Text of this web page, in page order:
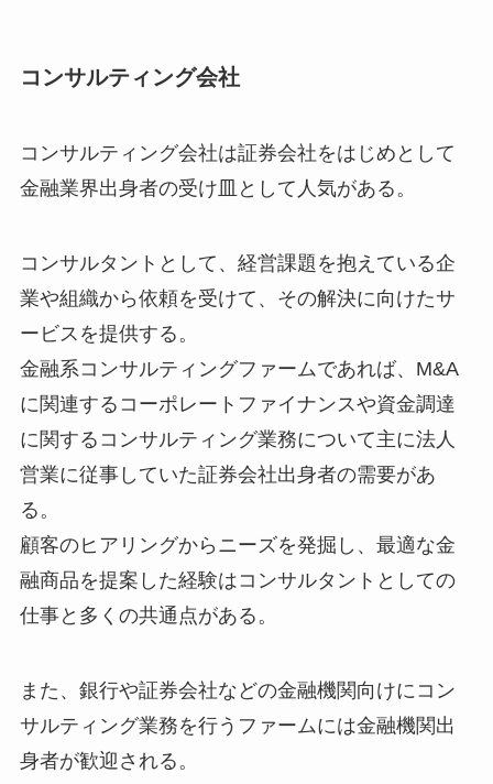
コンサルティング会社
コンサルティング会社は証券会社をはじめとして
金融業界出身者の受け皿として人気がある。
コンサルタントとして、経営課題を抱えている企
業や組織から依頼を受けて、その解決に向けたサ
ービスを提供する。
金融系コンサルティングファームであれば、M&A
に関連するコーポレートファイナンスや資金調達
に関するコンサルティング業務について主に法人
営業に従事していた証券会社出身者の需要があ
る。
顧客のヒアリングからニーズを発掘し、最適な金
融商品を提案した経験はコンサルタントとしての
仕事と多くの共通点がある。
また、銀行や証券会社などの金融機関向けにコン
サルティング業務を行うファームには金融機関出
身者が歓迎される。